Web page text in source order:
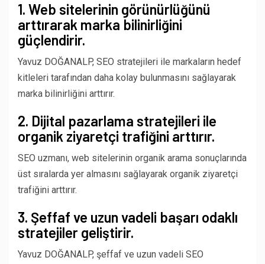
1. Web sitelerinin görünürlüğünü
arttırarak marka bilinirliğini
güçlendirir.
Yavuz DOĞANALP, SEO stratejileri ile markaların hedef
kitleleri tarafından daha kolay bulunmasını sağlayarak
marka bilinirliğini arttırır.
2. Dijital pazarlama stratejileri ile
organik ziyaretçi trafiğini arttırır.
SEO uzmanı, web sitelerinin organik arama sonuçlarında
üst sıralarda yer almasını sağlayarak organik ziyaretçi
trafiğini arttırır.
3. Şeffaf ve uzun vadeli başarı odaklı
stratejiler geliştirir.
Yavuz DOĞANALP, şeffaf ve uzun vadeli SEO